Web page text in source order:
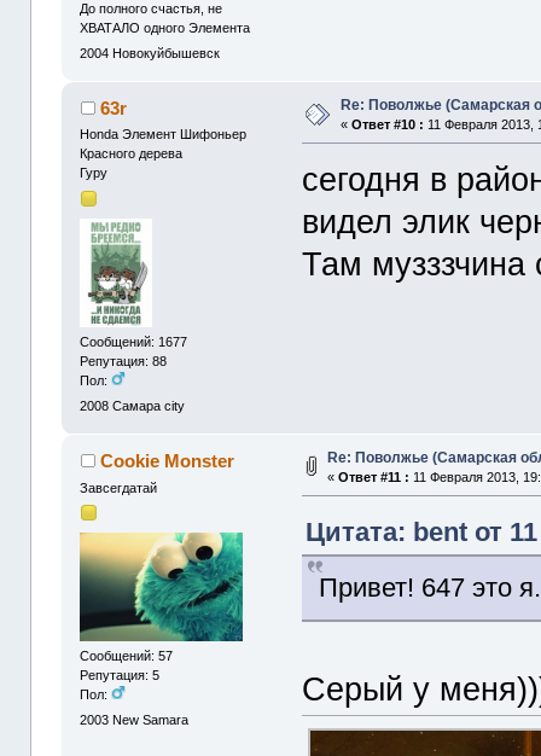
До полного счастья, не
ХВАТАЛО одного Элемента
2004 Новокуйбышевск
63r
Honda Элемент Шифоньер
Красного дерева
Гуру
Сообщений: 1677
Репутация: 88
Пол:
2008 Самара city
Re: Поволжье (Самарская
«Ответ #10 : 11 Февраля 2013,
сегодня в
видел элик
Там музззчина
Cookie Monster
Завсегдатай
Сообщений: 57
Репутация: 5
Пол:
2003 New Samara
Re: Поволжье (Самарская
«Ответ #11 : 11 Февраля 2013,
Цитата: bent от
Привет! 647 это
Серый у